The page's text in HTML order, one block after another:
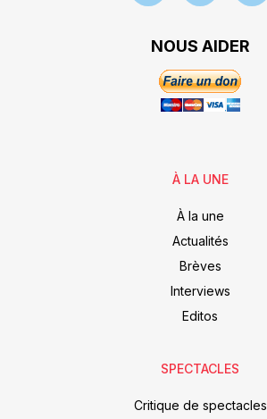
NOUS AIDER
À LA UNE
À la une
Actualités
Brèves
Interviews
Editos
SPECTACLES
Critique de spectacles